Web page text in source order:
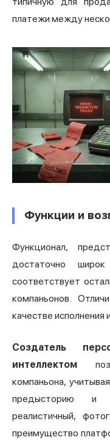
платежи между
Функции и
Функционал,
достаточно
соответствует
компаньонов.
качестве исполнения
Создатель
интеллектом
компаньона,
предысторию и
реалистичный,
преимущество